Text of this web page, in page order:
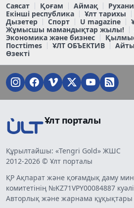
Саясат Қоғам Аймақ
Екінші республика
Ұлт тарихы
Дызетер
Спорт U magazine
Жұмысшы мамандықтар жылы!
Экономика және бизнес
Постtimes
ҰЛТ ОБЪЕКТИВ
Өзекті
Ұлт порталы
Құрылтайшы: «Tengri Gold» ЖШС
2012-2026 © Ұлт порталы
ҚР Ақпарат және қоғамдық даму
комитетінің №KZ71VPY00084887
Авторлық және жарнама құқықтары